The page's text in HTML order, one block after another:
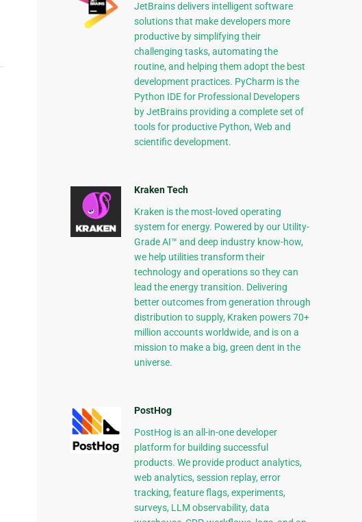
JetBrains delivers intelligent software
solutions that make developers more
productive by simplifying their
challenging tasks, automating the
routine, and helping them adopt the best
development practices. PyCharm is the
Python IDE for Professional Developers
by JetBrains providing a complete set of
tools for productive Python, Web and
scientific development.
Kraken Tech
Kraken is the most-loved operating
system for energy. Powered by our Utility-
Grade AI™ and deep industry know-how,
we help utilities transform their
technology and operations so they can
lead the energy transition. Delivering
better outcomes from generation through
distribution to supply, Kraken powers 70+
million accounts worldwide, and is on a
mission to make a big, green dent in the
universe.
PostHog
PostHog is an all-in-one developer
platform for building successful
products. We provide product analytics,
web analytics, session replay, error
tracking, feature flags, experiments,
surveys, LLM observability, data